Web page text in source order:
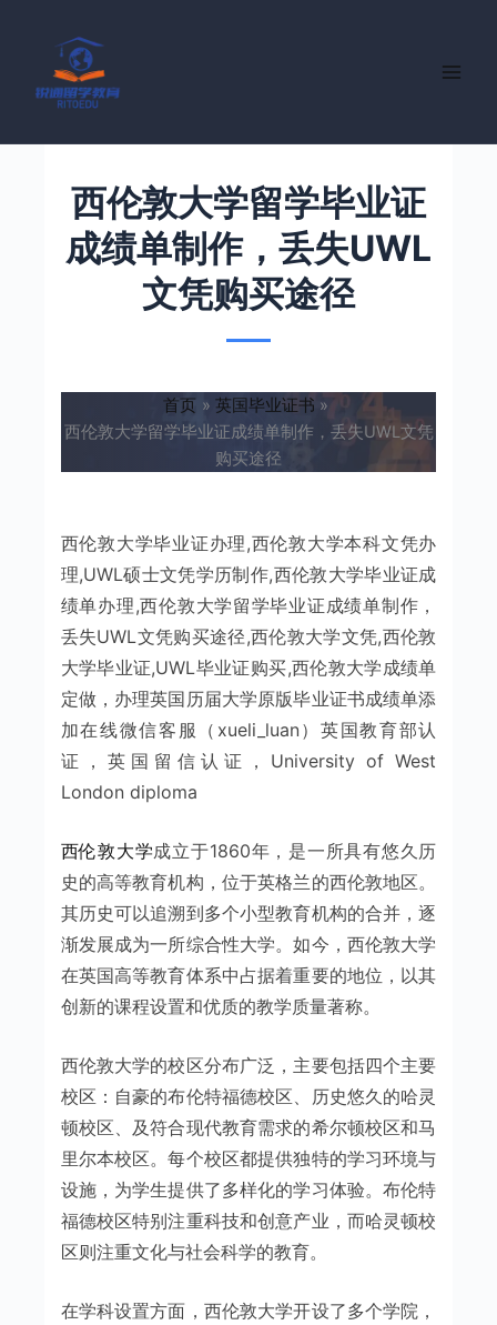
西伦敦大学留学毕业证
成绩单制作，丢失UWL
文凭购买途径
首页
英国毕业证书
西伦敦大学留学毕业证成绩单制作，丢失UWL文凭
购买途径
西伦敦大学毕业证办理,西伦敦大学本科文凭办
理,UWL硕士文凭学历制作,西伦敦大学毕业证成
绩单办理,西伦敦大学留学毕业证成绩单制作，
丢失UWL文凭购买途径,西伦敦大学文凭,西伦敦
大学毕业证,UWL毕业证购买,西伦敦大学成绩单
定做，办理英国历届大学原版毕业证书成绩单添
加在线微信客服（xueli_luan）英国教育部认
证，英国留信认证，University of West
London diploma
西伦敦大学成立于1860年，是一所具有悠久历
史的高等教育机构，位于英格兰的西伦敦地区。
其历史可以追溯到多个小型教育机构的合并，逐
渐发展成为一所综合性大学。如今，西伦敦大学
在英国高等教育体系中占据着重要的地位，以其
创新的课程设置和优质的教学质量著称。
西伦敦大学的校区分布广泛，主要包括四个主要
校区：自豪的布伦特福德校区、历史悠久的哈灵
顿校区、及符合现代教育需求的希尔顿校区和马
里尔本校区。每个校区都提供独特的学习环境与
设施，为学生提供了多样化的学习体验。布伦特
福德校区特别注重科技和创意产业，而哈灵顿校
区则注重文化与社会科学的教育。
在学科设置方面，西伦敦大学开设了多个学院，